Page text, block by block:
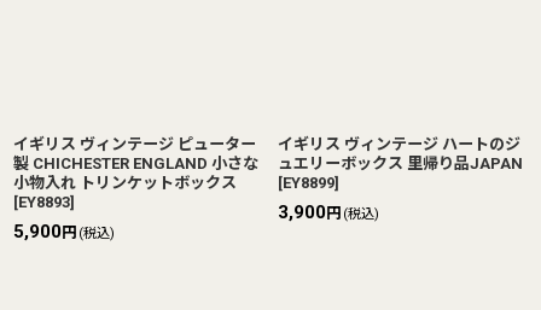
イギリス ヴィンテージ ピューター
製 CHICHESTER ENGLAND 小さな
小物入れ トリンケットボックス
[EY8893]
5,900円 (税込)
イギリス ヴィンテージ ハートのジ
ュエリーボックス 里帰り品JAPAN
[EY8899]
3,900円 (税込)